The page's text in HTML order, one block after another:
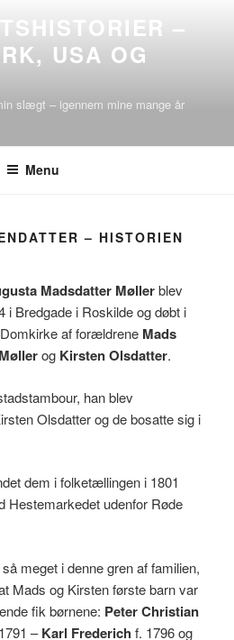
–
USA OG
slægt – igennem mine mange år
Menu
– HISTORIEN
Madsdatter Møllerblev
i Bredgade i Roskilde og døbt i
af forældrene Mads
og Kirsten Olsdatter.
han blev
Olsdatter og de bosatte sig i
dem i folketællingen i 1801
Hestemarkedet udenfor Røde
meget i denne gren af familien,
Mads og Kirsten første barn var
fik børnene: Peter Christian
–Karl Frederich f. 1796 og